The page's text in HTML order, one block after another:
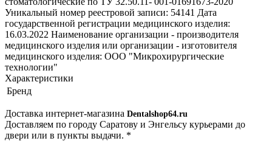
Уникальный номер реестровой записи: 54141 Дата
государственной регистрации медицинского изделия:
16.03.2022 Наименование организации - производителя
медицинского изделия или организации - изготовителя
медицинского изделия: ООО "Микрохирургические
технологии"
Характеристики
Бренд
Доставка интернет-магазина Dentalshop64.ru
Доставляем по городу Саратову и Энгельсу курьерами до
двери или в пункты выдачи. *